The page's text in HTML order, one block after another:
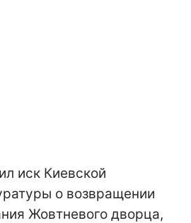
иск Киевской
о возвращении
Жовтневого дворца,